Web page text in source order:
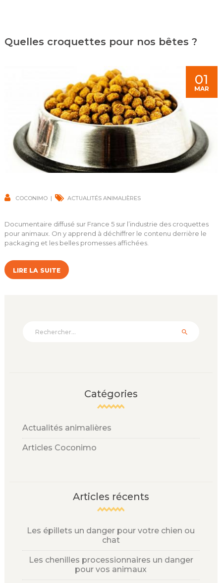
Quelles croquettes pour nos bêtes ?
01
MAR
COCONIMO ACTUALITÉS ANIMALIÈRES
Documentaire diffusé sur France 5 sur l’industrie des croquettes
pour animaux. On y apprend à déchiffrer le contenu derrière le
packaging et les belles promesses affichées.
LIRE LA SUITE
Catégories
Actualités animalières
Articles Coconimo
Articles récents
Les épillets un danger pour votre chien ou
chat
Les chenilles processionnaires un danger
pour vos animaux